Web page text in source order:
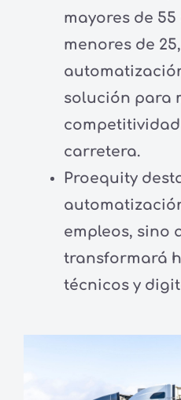
mayores de 55
menores de
solución para
carretera.
Proequity
empleos, sino
transformará
técnicos y